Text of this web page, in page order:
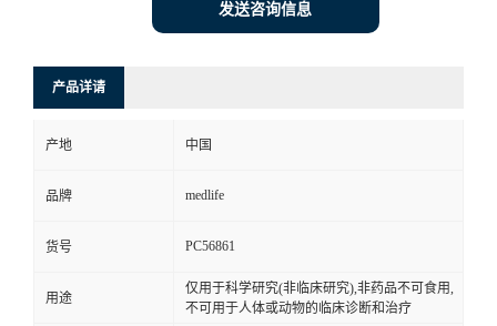
发送咨询信息
产品详请
产地 中国
品牌 medlife
货号 PC56861
用途
仅用于科学研究(非临床研究),非药品不可食用,
不可用于人体或动物的临床诊断和治疗